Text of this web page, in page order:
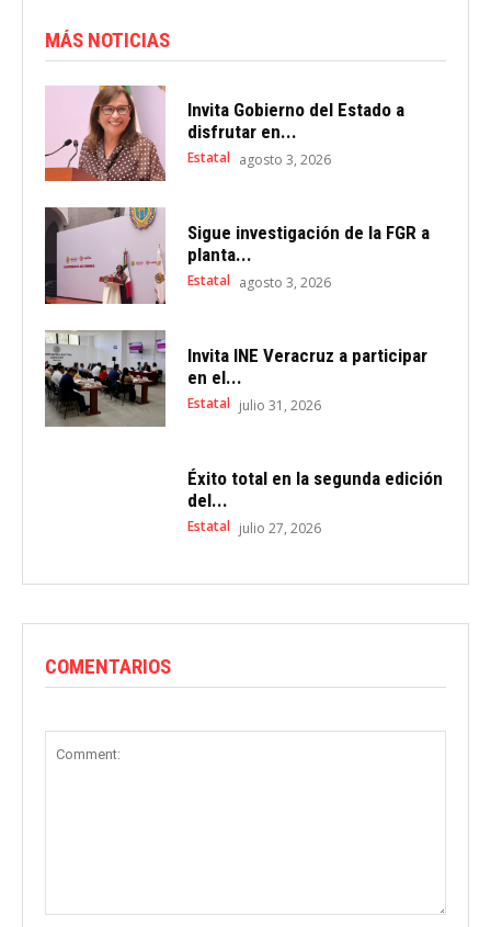
MÁS NOTICIAS
Invita Gobierno del Estado a
disfrutar en...
Estatal agosto 3, 2026
Sigue investigación de la FGR a
planta...
Estatal agosto 3, 2026
Invita INE Veracruz a participar
en el...
Estatal julio 31, 2026
Éxito total en la segunda edición
del...
Estatal julio 27, 2026
COMENTARIOS